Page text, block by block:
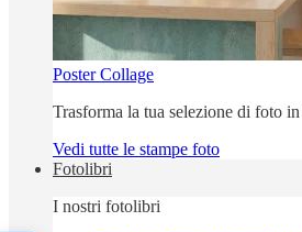
Poster Collage
Trasforma la tua selezione di foto
Vedi tutte le stampe foto
Fotolibri
I nostri fotolibri